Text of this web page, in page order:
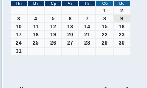
Пн Вт Ср Чт Пт Сб Вс
1
2
3
4 5 6 7 8
9
10
11 12 13 14 15
16
17
18 19 20 21 22
23
24
25 26 27 28 29
30
31